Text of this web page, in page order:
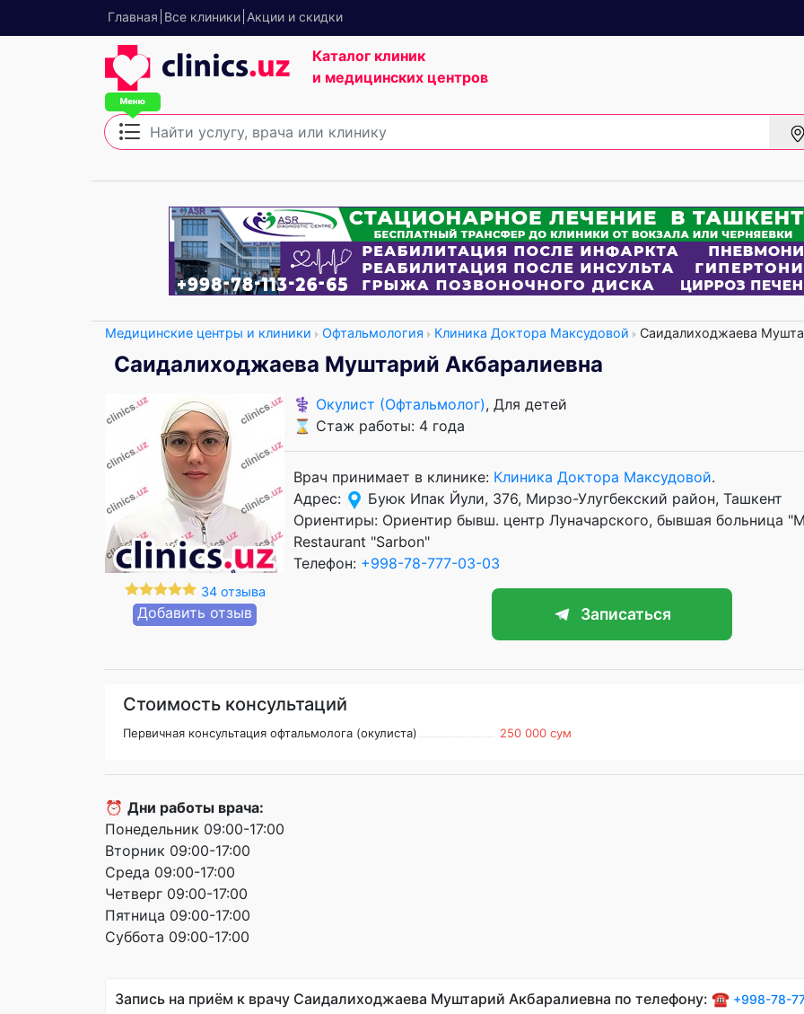
Главная Все клиники Акции и скидки
Каталог клиник
и медицинских центров
Медицинские центры и клиники Офтальмология Клиника Доктора Максудовой Саидалиходжаева
Саидалиходжаева Муштарий Акбаралиевна
34 отзыва
Добавить отзыв
⚕️ Окулист (Офтальмолог), Для детей
⌛ Стаж работы: 4 года
Врач принимает в клинике: Клиника Доктора Максудовой.
Адрес:
Буюк Ипак Йули, 376, Мирзо-Улугбекский район, Ташкент
Ориентиры: Ориентир бывш. центр Луначарского, бывшая больница
Restaurant "Sarbon"
Телефон: +998-78-777-03-03
Записаться
Стоимость консультаций
Первичная консультация офтальмолога (окулиста) 250 000 сум
⏰ Дни работы врача:
Понедельник 09:00-17:00
Вторник 09:00-17:00
Среда 09:00-17:00
Четверг 09:00-17:00
Пятница 09:00-17:00
Суббота 09:00-17:00
Запись на приём к врачу Саидалиходжаева Муштарий Акбаралиевна по телефону: ☎️ +998-78-